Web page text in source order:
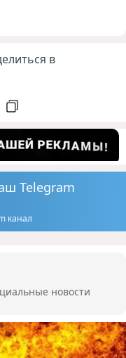
в
Telegram
канал
новости